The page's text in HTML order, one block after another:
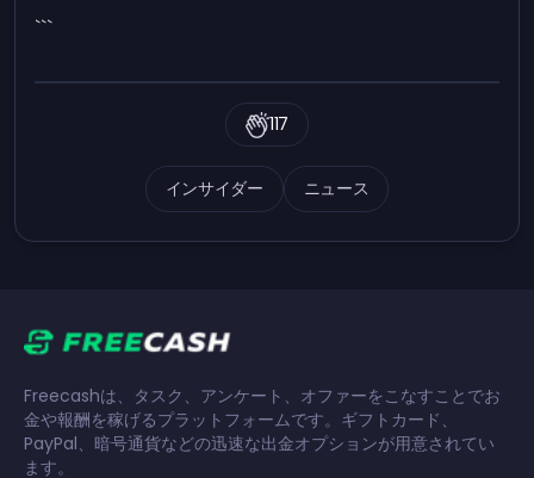
```
インサイダー ニュース
117
Freecashは、タスク、アンケート、オファーをこなすことでお
金や報酬を稼げるプラットフォームです。ギフトカード、
PayPal、暗号通貨などの迅速な出金オプションが用意されてい
ます。